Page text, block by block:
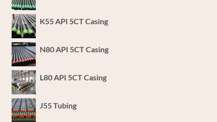
愈
的
K55 API 5CT Casing
N80 API 5CT Casing
L80 API 5CT Casing
J55 Tubing